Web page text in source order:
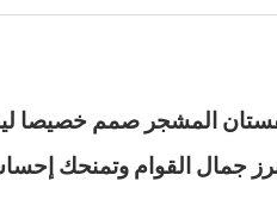
الفستان المشجر صمم
تبرز جمال القوام وتمنحك